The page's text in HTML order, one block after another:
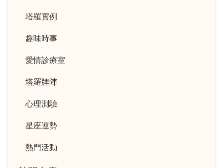
塔羅實例
趣味時事
愛情診療室
塔羅牌陣
心理測驗
星座運勢
熱門活動